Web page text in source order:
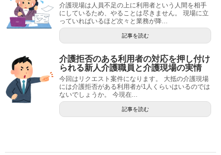
介護現場は人員不足の上に利用者という人間を相手
にしているため、やることは尽きません。 現場に立
っていればいるほど次々と業務が降...
記事を読む
介護拒否のある利用者の対応を押し付け
られる新人介護職員と介護現場の実情
今回はリクエスト案件になります。 大抵の介護現場
には介護拒否がある利用者が1人くらいはいるのでは
ないでしょうか。 今現在...
記事を読む